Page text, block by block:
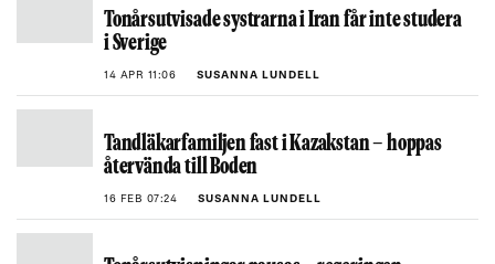
Tonårsutvisade systrarna i Iran får inte studera
i Sverige
14 APR 11:06 SUSANNA LUNDELL
Tandläkarfamiljen fast i Kazakstan – hoppas
återvända till Boden
16 FEB 07:24 SUSANNA LUNDELL